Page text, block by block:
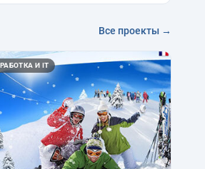
Все проекты →
И IT